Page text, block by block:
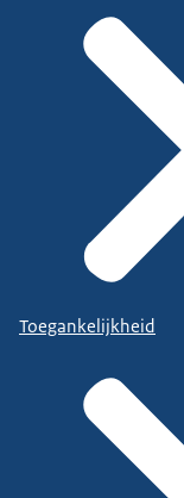
Toegankelijkheid